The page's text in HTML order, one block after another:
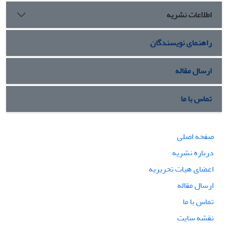
مؤلفه‌های عقلاً نیت، علم­گرایی و معنویت را در رشد سریع­تر و همه
جانبه انقلاب اسلامی ‌برای رسیدن به تمدن اسلامی‌معرفی نمود.
اطلاعات نشریه
راهنمای نویسندگان
ارسال مقاله
تماس با ما
صفحه اصلی
درباره نشریه
اعضای هیات تحریریه
ارسال مقاله
تماس با ما
نقشه سایت